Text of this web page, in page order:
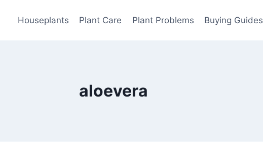
Houseplants Plant Care Plant Problems Buying Guides
aloevera